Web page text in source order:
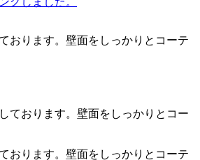
おります。壁面をしっかりとコーテ
おります。壁面をしっかりとコーテ